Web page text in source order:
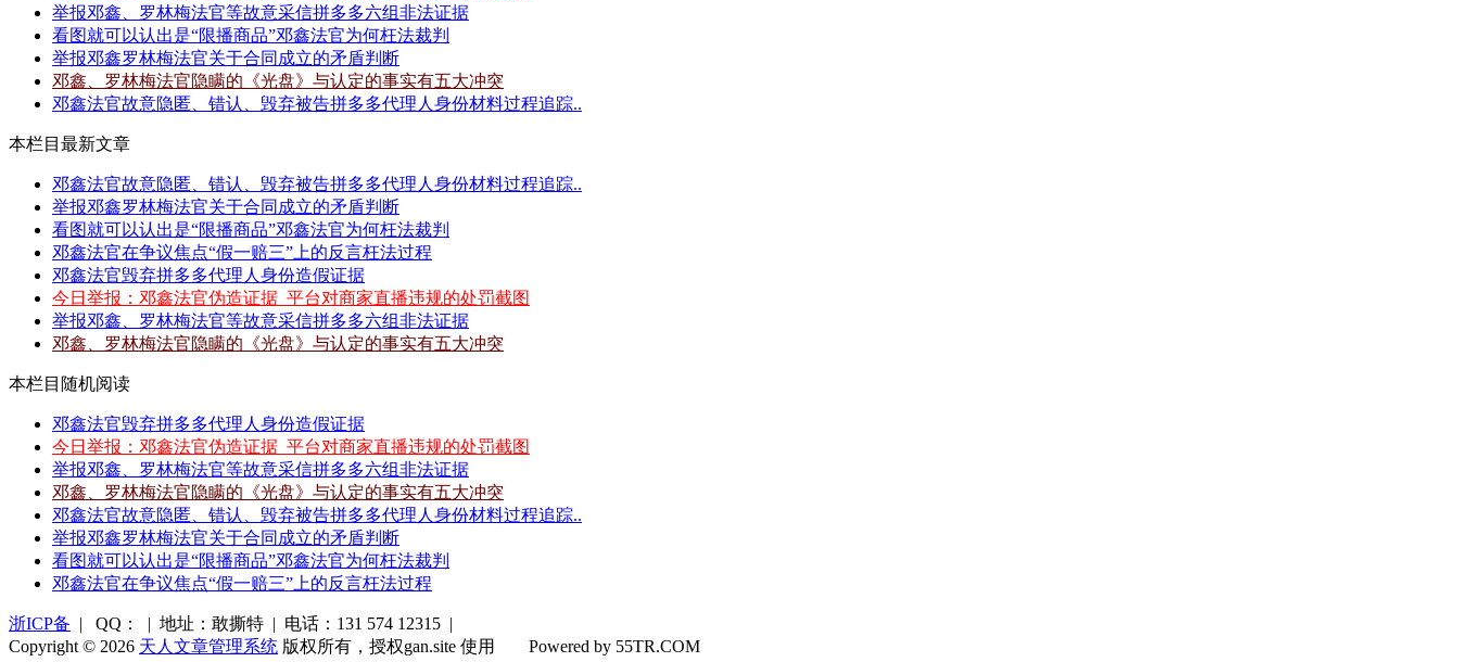
举报邓鑫、罗林梅法官等故意采信拼多多六组非法证据
看图就可以认出是“限播商品”邓鑫法官为何枉法裁判
举报邓鑫罗林梅法官关于合同成立的矛盾判断
邓鑫、罗林梅法官隐瞒的《光盘》与认定的事实有五大冲突
邓鑫法官故意隐匿、错认、毁弃被告拼多多代理人身份材料过程追踪..
本栏目最新文章
邓鑫法官故意隐匿、错认、毁弃被告拼多多代理人身份材料过程追踪..
举报邓鑫罗林梅法官关于合同成立的矛盾判断
看图就可以认出是“限播商品”邓鑫法官为何枉法裁判
邓鑫法官在争议焦点“假一赔三”上的反言枉法过程
邓鑫法官毁弃拼多多代理人身份造假证据
今日举报：邓鑫法官伪造证据_平台对商家直播违规的处罚截图
举报邓鑫、罗林梅法官等故意采信拼多多六组非法证据
邓鑫、罗林梅法官隐瞒的《光盘》与认定的事实有五大冲突
本栏目随机阅读
邓鑫法官毁弃拼多多代理人身份造假证据
今日举报：邓鑫法官伪造证据_平台对商家直播违规的处罚截图
举报邓鑫、罗林梅法官等故意采信拼多多六组非法证据
邓鑫、罗林梅法官隐瞒的《光盘》与认定的事实有五大冲突
邓鑫法官故意隐匿、错认、毁弃被告拼多多代理人身份材料过程追踪..
举报邓鑫罗林梅法官关于合同成立的矛盾判断
看图就可以认出是“限播商品”邓鑫法官为何枉法裁判
邓鑫法官在争议焦点“假一赔三”上的反言枉法过程
浙ICP备 | QQ： | 地址：敢撕特 | 电话：131 574 12315 |
Copyright © 2026 天人文章管理系统 版权所有，授权gan.site 使用 Powered by 55TR.COM